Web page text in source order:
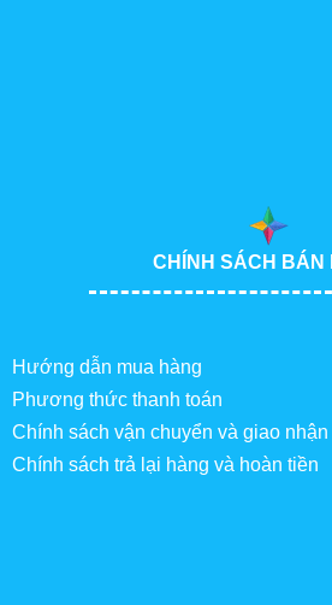
CHÍNH SÁCH BÁN
Hướng dẫn mua hàng
Phương thức thanh toán
Chính sách vận chuyển và giao nhận
Chính sách trả lại hàng và hoàn tiền